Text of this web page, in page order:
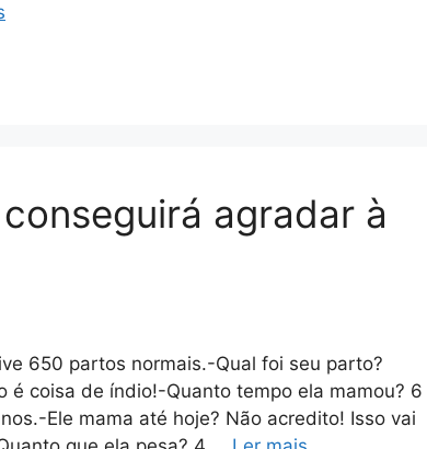
agradar à
650 partos normais.-Qual foi seu parto?
é coisa de índio!-Quanto tempo ela mamou? 6
Ele mama até hoje? Não acredito! Isso vai